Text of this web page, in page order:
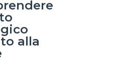
alla